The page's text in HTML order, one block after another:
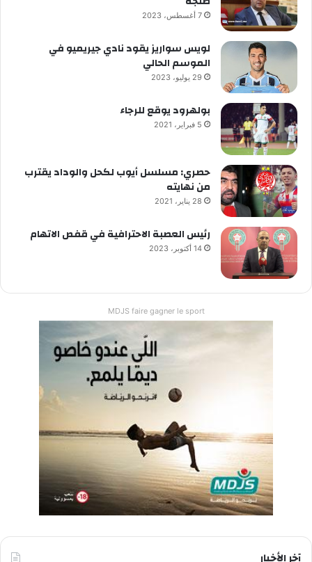
7 أغسطس، 2023
لويس سواريز يقود نادي جيريميو في
الموسم الحالي
29 يوليو، 2023
بولهرود يوقع للرجاء
5 فبراير، 2021
حصري: مسلسل أيوب لكحل والوداد يقترب
من نهايته
28 يناير، 2021
رئيس العصبة الاحترافية في قفص الاتهام
14 أكتوبر، 2023
MDJS faire gagner le sport